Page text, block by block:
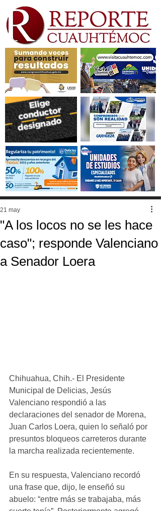
"A los locos no se les hace
caso"; responde Valenciano
a Senador Loera
21 may
Chihuahua, Chih.- El Presidente
Municipal de Delicias, Jesús
Valenciano respondió a las
declaraciones del senador de Morena,
Juan Carlos Loera, quien lo señaló por
presuntos bloqueos carreteros durante
la marcha realizada recientemente.
En su respuesta, Valenciano recordó
una frase que, dijo, le enseñó su
abuelo: “entre más se trabajaba, más